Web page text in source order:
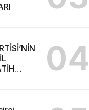
04